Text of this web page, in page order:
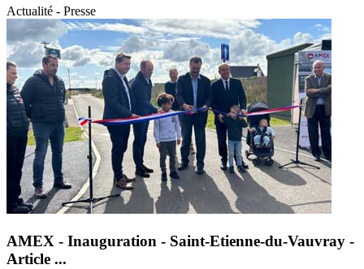
Actualité - Presse
AMEX - Inauguration - Saint-Etienne-du-Vauvray -
Article ...